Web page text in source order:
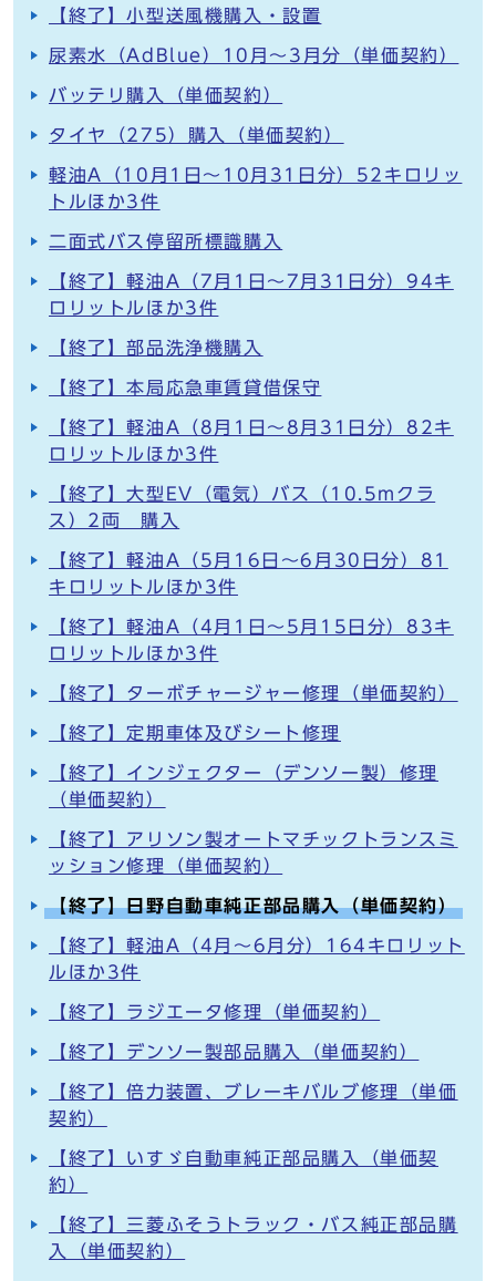
【終了】小型送風機購入・設置
尿素水（AdBlue）10月～3月分（単価契約）
バッテリ購入（単価契約）
タイヤ（275）購入（単価契約）
軽油A（10月1日～10月31日分）52キロリッ
トルほか3件
二面式バス停留所標識購入
【終了】軽油A（7月1日～7月31日分）94キ
ロリットルほか3件
【終了】部品洗浄機購入
【終了】本局応急車賃貸借保守
【終了】軽油A（8月1日～8月31日分）82キ
ロリットルほか3件
【終了】大型EV（電気）バス（10.5mクラ
ス）2両 購入
【終了】軽油A（5月16日～6月30日分）81
キロリットルほか3件
【終了】軽油A（4月1日～5月15日分）83キ
ロリットルほか3件
【終了】ターボチャージャー修理（単価契約）
【終了】定期車体及びシート修理
【終了】インジェクター（デンソー製）修理
（単価契約）
【終了】アリソン製オートマチックトランスミ
ッション修理（単価契約）
【終了】日野自動車純正部品購入（単価契約）
【終了】軽油A（4月～6月分）164キロリット
ルほか3件
【終了】ラジエータ修理（単価契約）
【終了】デンソー製部品購入（単価契約）
【終了】倍力装置、ブレーキバルブ修理（単価
契約）
【終了】いすゞ自動車純正部品購入（単価契
約）
【終了】三菱ふそうトラック・バス純正部品購
入（単価契約）